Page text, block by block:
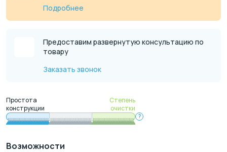
Подробнее
Предоставим развернутую консультацию по
товару
Заказать звонок
Простота
конструкции
Степень
очистки
?
Возможности